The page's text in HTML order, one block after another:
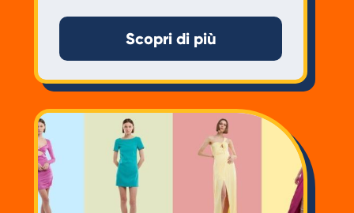
Scopri di più